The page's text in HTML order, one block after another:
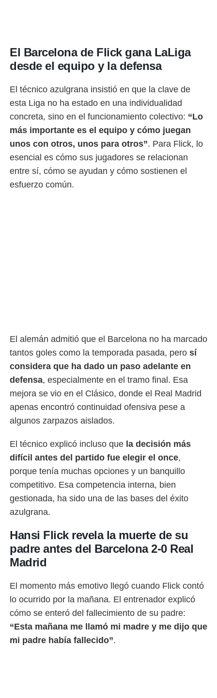
publicidad
publicidad
de
El Barcelona de Flick gana LaLiga
desde el equipo y la defensa
El técnico azulgrana insistió en que la clave de
esta Liga no ha estado en una individualidad
concreta, sino en el funcionamiento colectivo: “Lo
más importante es el equipo y cómo juegan
unos con otros, unos para otros”. Para Flick, lo
esencial es cómo sus jugadores se relacionan
entre sí, cómo se ayudan y cómo sostienen el
esfuerzo común.
El alemán admitió que el Barcelona no ha marcado
tantos goles como la temporada pasada, pero sí
considera que ha dado un paso adelante en
defensa, especialmente en el tramo final. Esa
mejora se vio en el Clásico, donde el Real Madrid
apenas encontró continuidad ofensiva pese a
algunos zarpazos aislados.
El técnico explicó incluso que la decisión más
difícil antes del partido fue elegir el once,
porque tenía muchas opciones y un banquillo
competitivo. Esa competencia interna, bien
gestionada, ha sido una de las bases del éxito
azulgrana.
Hansi Flick revela la muerte de su
padre antes del Barcelona 2-0 Real
Madrid
El momento más emotivo llegó cuando Flick contó
lo ocurrido por la mañana. El entrenador explicó
cómo se enteró del fallecimiento de su padre:
“Esta mañana me llamó mi madre y me dijo que
mi padre había fallecido”.